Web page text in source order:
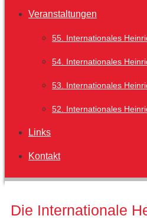
Veranstaltungen
55. Internationales
54. Internationales
53. Internationales
52. Internationales
Links
Kontakt
Die Internationale